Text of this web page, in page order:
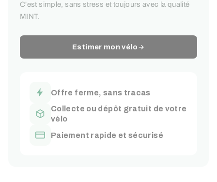
C'est simple, sans stress et toujours avec la qualité
MINT.
Estimer mon vélo
Offre ferme, sans tracas
Collecte ou dépôt gratuit de votre
vélo
Paiement rapide et sécurisé